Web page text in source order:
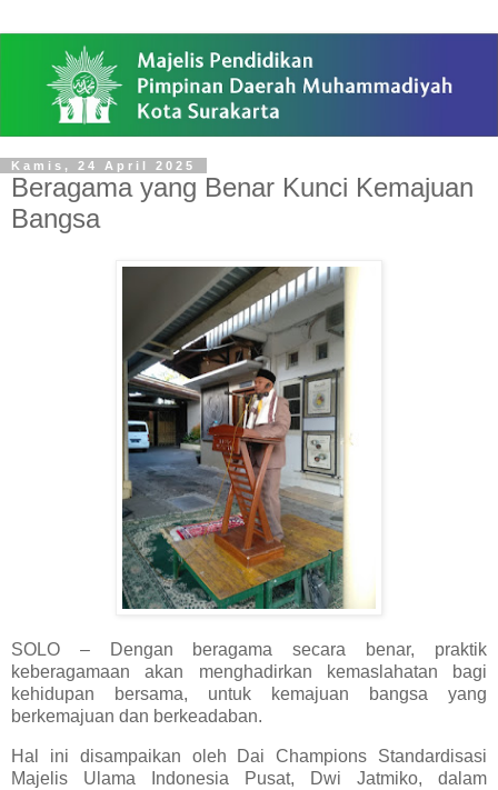
Kamis, 24 April 2025
Beragama yang Benar Kunci Kemajuan
Bangsa
SOLO – Dengan beragama secara benar, praktik
keberagamaan akan menghadirkan kemaslahatan bagi
kehidupan bersama, untuk kemajuan bangsa yang
berkemajuan dan berkeadaban.
Hal ini disampaikan oleh Dai Champions Standardisasi
Majelis Ulama Indonesia Pusat, Dwi Jatmiko, dalam